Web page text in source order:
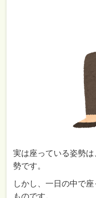
実は座っている姿勢
勢です。
しかし、一日の中で